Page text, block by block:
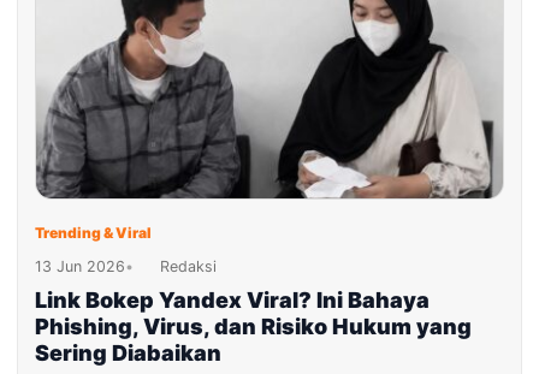
Trending & Viral
13 Jun 2026• Redaksi
Link Bokep Yandex Viral? Ini Bahaya
Phishing, Virus, dan Risiko Hukum yang
Sering Diabaikan